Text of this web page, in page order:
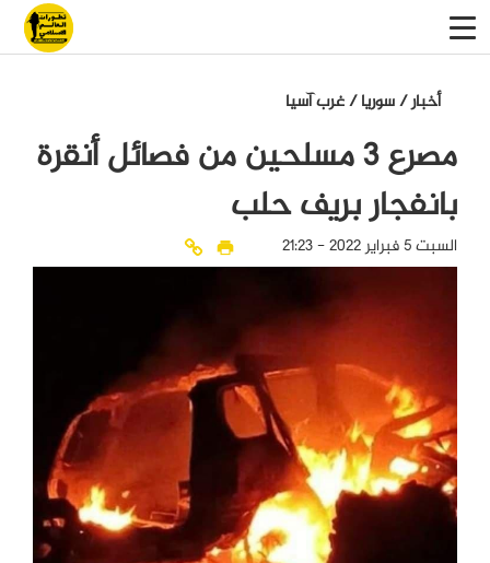
أخبار/سوريا/غرب آسيا
مصرع 3 مسلحين من فصائل أنقرة
بانفجار بريف حلب
السبت 5 فبراير 2022 - 21:23